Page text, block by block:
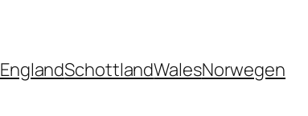
EnglandSchottlandWalesNorwegen